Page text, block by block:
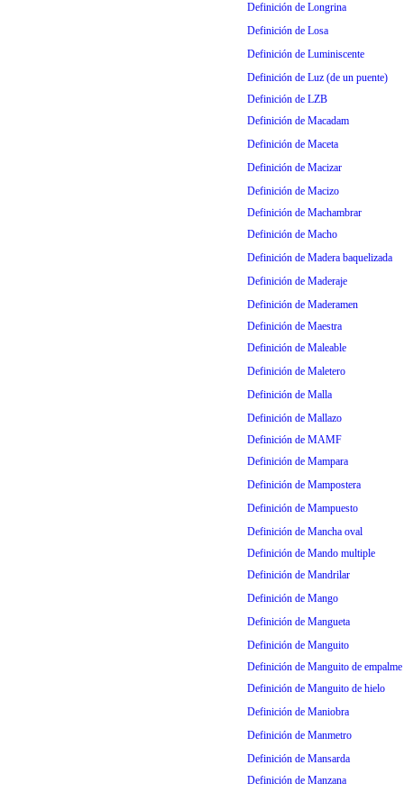
Definición de Longrina
Definición de Losa
Definición de Luminiscente
Definición de Luz (de un puente)
Definición de LZB
Definición de Macadam
Definición de Maceta
Definición de Macizar
Definición de Macizo
Definición de Machambrar
Definición de Macho
Definición de Madera baquelizada
Definición de Maderaje
Definición de Maderamen
Definición de Maestra
Definición de Maleable
Definición de Maletero
Definición de Malla
Definición de Mallazo
Definición de MAMF
Definición de Mampara
Definición de Mampostera
Definición de Mampuesto
Definición de Mancha oval
Definición de Mando multiple
Definición de Mandrilar
Definición de Mango
Definición de Mangueta
Definición de Manguito
Definición de Manguito de empalme
Definición de Manguito de hielo
Definición de Maniobra
Definición de Manmetro
Definición de Mansarda
Definición de Manzana